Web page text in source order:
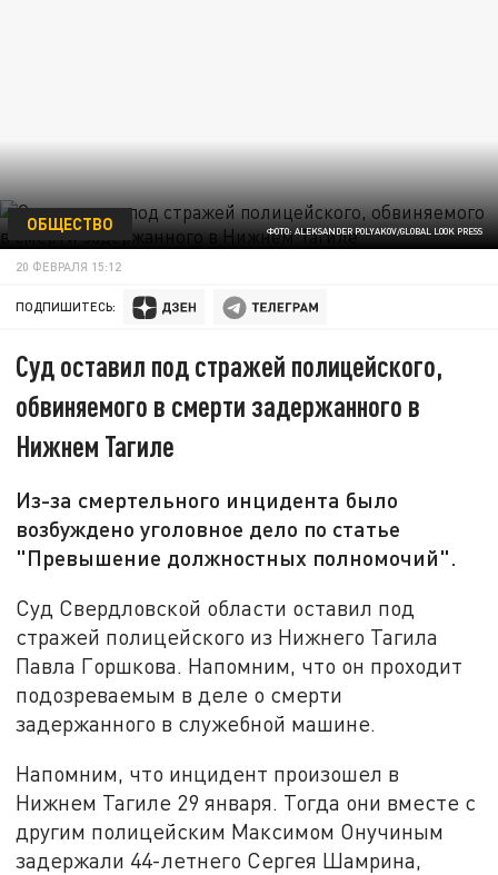
ФОТО: ALEKSANDER POLYAKOV/GLOBAL LOOK PRESS
ОБЩЕСТВО
20 ФЕВРАЛЯ 15:12
ПОДПИШИТЕСЬ:
Суд оставил под стражей полицейского,
обвиняемого в смерти задержанного в
Нижнем Тагиле
Из-за смертельного инцидента было
возбуждено уголовное дело по статье
"Превышение должностных полномочий".
Суд Свердловской области оставил под
стражей полицейского из Нижнего Тагила
Павла Горшкова. Напомним, что он проходит
подозреваемым в деле о смерти
задержанного в служебной машине.
Напомним, что инцидент произошел в
Нижнем Тагиле 29 января. Тогда они вместе с
другим полицейским Максимом Онучиным
задержали 44-летнего Сергея Шамрина,